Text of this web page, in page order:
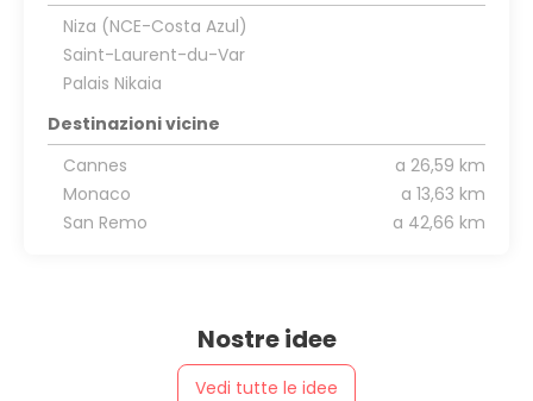
Niza (NCE-Costa Azul)
Saint-Laurent-du-Var
Palais Nikaia
Destinazioni vicine
Cannes
a 26,59 km
Monaco
a 13,63 km
San Remo
a 42,66 km
Nostre idee
Vedi tutte le idee